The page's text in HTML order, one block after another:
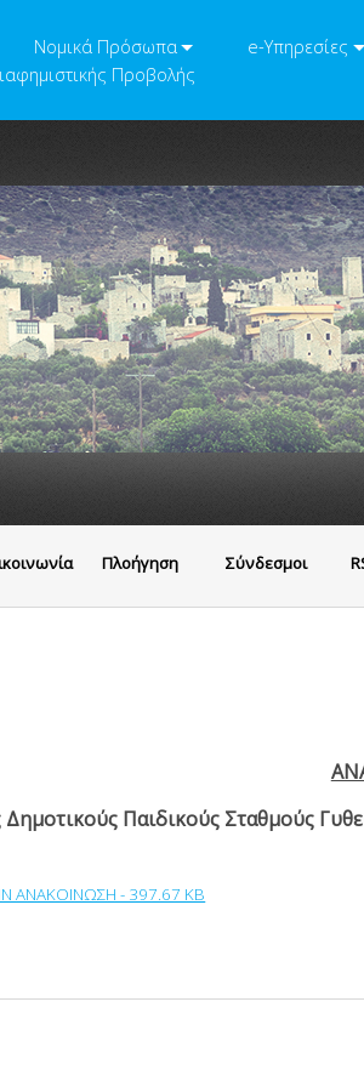
Νομικά Πρόσωπα e-Υπηρεσίες
Προβολής
Πλοήγηση Σύνδεσμοι
Δημοτικούς Παιδικούς Σταθμούς
ΑΝΑΚΟΙΝΩΣΗ - 397.67 KB